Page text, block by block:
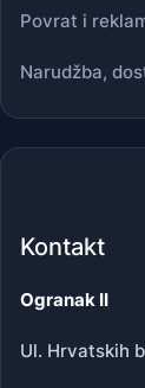
Povrat i
Narudžba,
Kontakt
Ogranak II
Ul. Hrvatskih